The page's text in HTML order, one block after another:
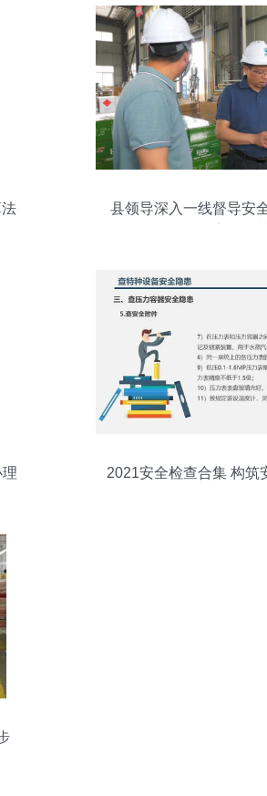
县领导深入一线督导安
2021安全检查合集 构筑